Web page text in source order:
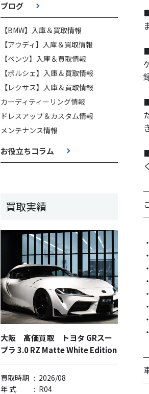
ブログ
【BMW】入庫＆買取情報
【アウディ】入庫＆買取情報
【ベンツ】入庫＆買取情報
【ポルシェ】入庫＆買取情報
【レクサス】入庫＆買取情報
カーディティーリング情報
ドレスアップ＆カスタム情報
メンテナンス情報
お役立ちコラム
買取実績
大阪 高価買取 トヨタ GRスー
プラ 3.0 RZ Matte White Edition
買取時期 : 2026/08
年 式
: R04